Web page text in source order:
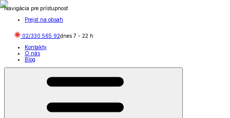
Navigácia pre prístupnosť
Prejsť na obsah
02/330 565 92dnes 7 - 22 h
Kontakty
O nás
Blog